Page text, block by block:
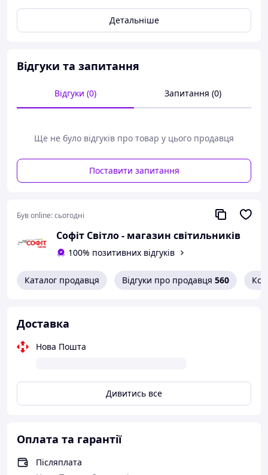
Сучасний точковий поворотний світильник від
Польської фабрики Аззардо.
Світильник лампою не комплектується.
джерела світла" .
Детальніше
Відгуки та запитання
Відгуки (0) Запитання (0)
Ще не було відгуків про товар у цього продавця
Поставити запитання
Був online:сьогодні
Софіт Світло - магазин світильників
100% позитивних відгуків
Каталог продавця Відгуки про продавця 560
Доставка
Нова Пошта
Дивитись все
Оплата та гарантії
Післяплата